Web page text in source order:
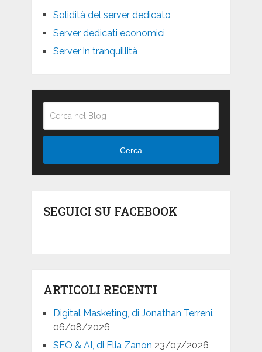
Solidità del server dedicato
Server dedicati economici
Server in tranquillità
Cerca
SEGUICI SU FACEBOOK
ARTICOLI RECENTI
Digital Masketing, di Jonathan Terreni.
06/08/2026
SEO & AI, di Elia Zanon 23/07/2026